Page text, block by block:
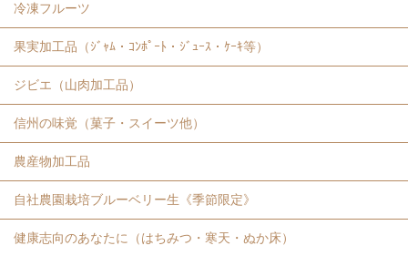
冷凍フルーツ
果実加工品（ｼﾞｬﾑ・ｺﾝﾎﾟｰﾄ・ｼﾞｭｰｽ・ｹｰｷ等）
ジビエ（山肉加工品）
信州の味覚（菓子・スイーツ他）
農産物加工品
自社農園栽培ブルーベリー生《季節限定》
健康志向のあなたに（はちみつ・寒天・ぬか床）